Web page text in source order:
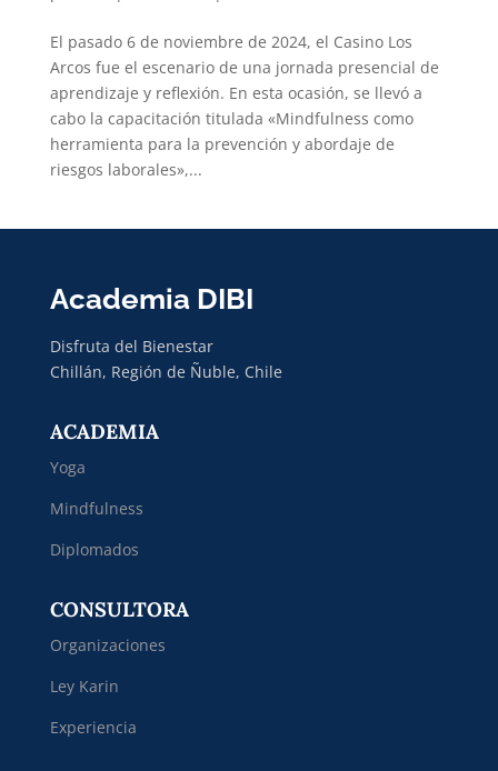
El pasado 6 de noviembre de 2024, el Casino Los
Arcos fue el escenario de una jornada presencial de
aprendizaje y reflexión. En esta ocasión, se llevó a
cabo la capacitación titulada «Mindfulness como
herramienta para la prevención y abordaje de
riesgos laborales»,...
Academia DIBI
Disfruta del Bienestar
Chillán, Región de Ñuble, Chile
ACADEMIA
Yoga
Mindfulness
Diplomados
CONSULTORA
Organizaciones
Ley Karin
Experiencia